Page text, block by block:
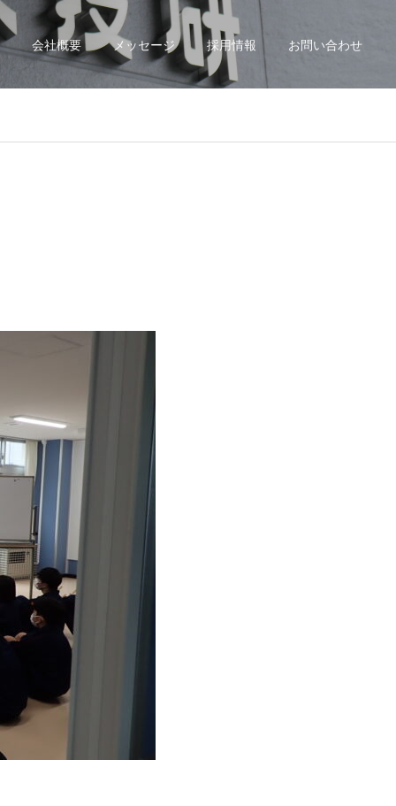
会社概要 メッセージ 採用情報 お問い合わせ